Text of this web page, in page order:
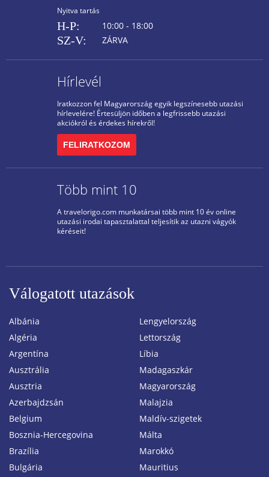
Nyitva tartás
H-P: 10:00 - 18:00
SZ-V: ZÁRVA
Hírlevél
Iratkozzon fel Magyarország egyik legszínesebb utazási
hírlevelére! Értesüljön időben a legfrissebb utazási
akciókról és érdekes hírekről!
FELIRATKOZOM
Több mint 10
A travelorigo.com munkatársai több mint 10 év online
utazási irodai tapasztalattal teljesítik az utazni vágyók
kéréseit!
Válogatott utazások
Albánia
Algéria
Argentína
Ausztrália
Ausztria
Azerbajdzsán
Belgium
Bosznia-Hercegovina
Brazília
Bulgária
Lengyelország
Lettország
Líbia
Madagaszkár
Magyarország
Malajzia
Maldív-szigetek
Málta
Marokkó
Mauritius